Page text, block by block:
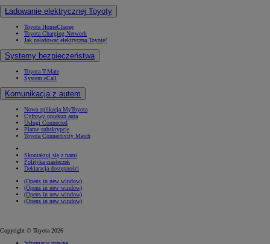
Ładowanie elektrycznej Toyoty
Toyota HomeCharge
Toyota Charging Network
Jak naładować elektryczną Toyotę?
Systemy bezpieczeństwa
Toyota T-Mate
System eCall
Komunikacja z autem
Nowa aplikacja MyToyota
Cyfrowy opiekun auta
Usługi Connected
Płatne subskrypcje
Toyota Connectivity Match
Skontaktuj się z nami
Polityka ciasteczek
Deklaracja dostępności
(Opens in new window)
(Opens in new window)
(Opens in new window)
(Opens in new window)
Copyright © Toyota 2026